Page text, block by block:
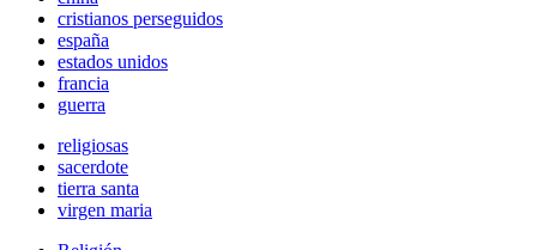
cristianos perseguidos
españa
estados unidos
francia
guerra
religiosas
sacerdote
tierra santa
virgen maria